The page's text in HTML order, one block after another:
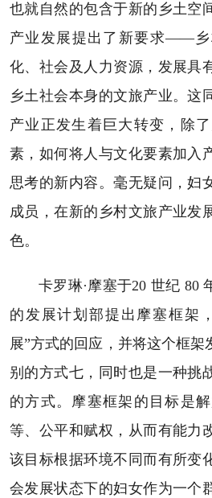
也就自然的包含于新的乡土空
产业发展提出了新要求——乡
化、社会及人力资源，发展具
乡土社会本身的文旅产业。这
产业正发生着巨大转变，除
素，如何将人与文化要素加入
思考的新内容。毫无疑问，妇
成员，在新的乡村文旅产业发
色。
卡罗琳·摩塞于20 世纪 80
的发展计划部提出摩塞框架
展”方式的回应，并将这个框架
别的方式七，同时也是一种挑
的方式。摩塞框架的目标是
等、公平和赋权，从而有能力
该目标根据环境不同而有所变
会发展状态下的妇女作为一个